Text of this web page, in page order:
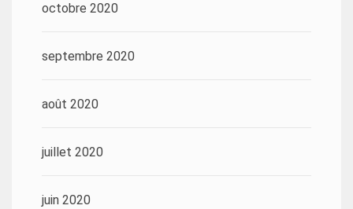
octobre 2020
septembre 2020
août 2020
juillet 2020
juin 2020